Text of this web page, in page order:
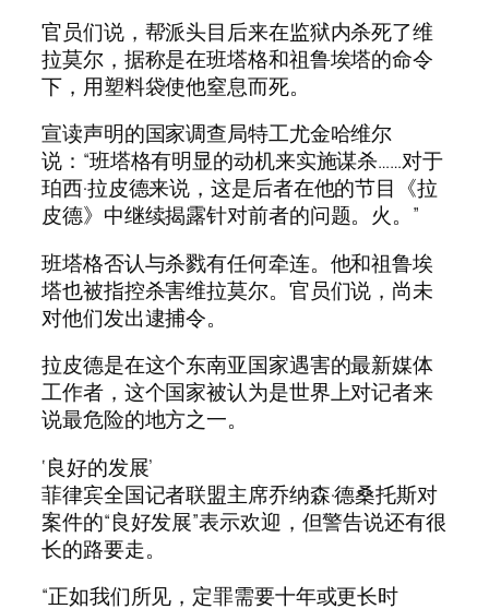
官员们说，帮派头目后来在监狱内杀死了维
拉莫尔，据称是在班塔格和祖鲁埃塔的命令
下，用塑料袋使他窒息而死。
宣读声明的国家调查局特工尤金哈维尔
说：“班塔格有明显的动机来实施谋杀……对于
珀西·拉皮德来说，这是后者在他的节目《拉
皮德》中继续揭露针对前者的问题。火。”
班塔格否认与杀戮有任何牵连。他和祖鲁埃
塔也被指控杀害维拉莫尔。官员们说，尚未
对他们发出逮捕令。
拉皮德是在这个东南亚国家遇害的最新媒体
工作者，这个国家被认为是世界上对记者来
说最危险的地方之一。
‘良好的发展’
菲律宾全国记者联盟主席乔纳森·德桑托斯对
案件的“良好发展”表示欢迎，但警告说还有很
长的路要走。
“正如我们所见，定罪需要十年或更长时